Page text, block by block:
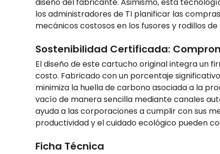
diseño del fabricante. Asimismo, esta
los administradores de TI planificar las
mecánicos costosos en los fusores y rodillos
Sostenibilidad Certificada:
El diseño de este cartucho original integra un
costo. Fabricado con un porcentaje
minimiza la huella de carbono asociada a la
vacío de manera sencilla mediante canales
ayuda a las corporaciones a cumplir con sus
productividad y el cuidado ecológico pueden
Ficha Técnica